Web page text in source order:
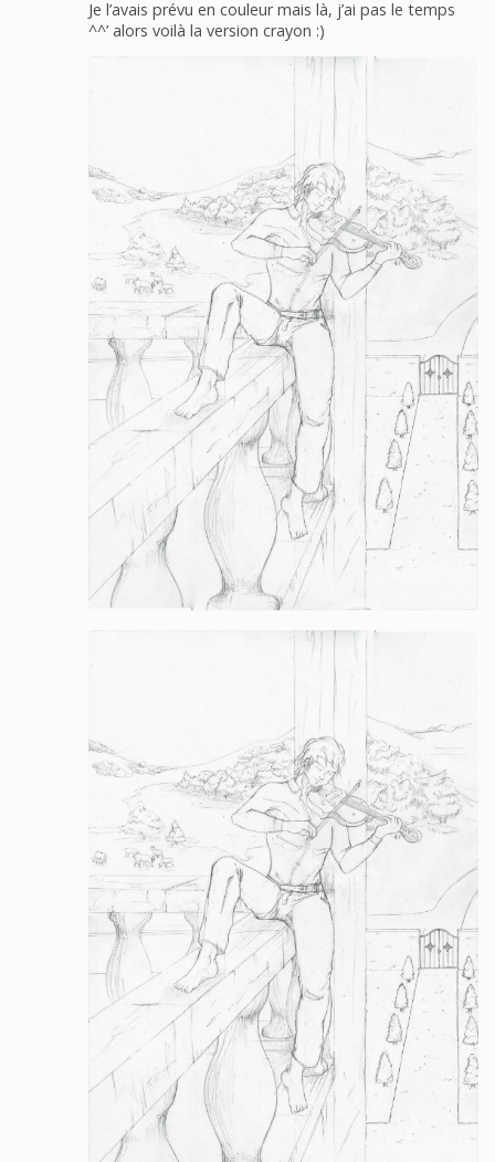
Je l’avais prévu en couleur mais là, j’ai pas le temps
^^’ alors voilà la version crayon :)